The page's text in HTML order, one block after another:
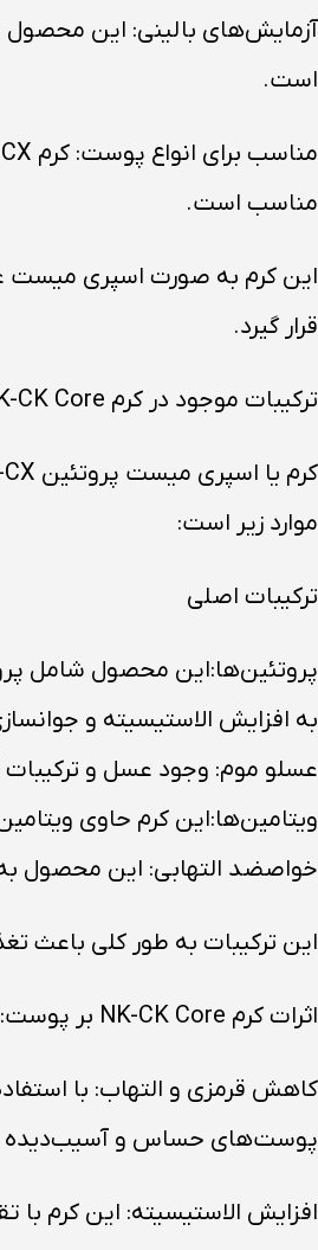
آزمایش‌های بالینی: این
است.
مناسب است.
این کرم به صورت اسپری میست
قرار گیرد.
ترکیبات موجود در کرم NK-CK Core و تاثیرات آن‌ها:
موارد زیر است:
ترکیبات اصلی
پروتئین‌ها:این محصول شامل
به افزایش الاستیسیته و
عسلو موم: وجود عسل و
ویتامین‌ها:این کرم حاوی
خواصضد التهابی: این محصول
این ترکیبات به طور کلی باعث
اثرات کرم NK-CK Core بر پوست:
کاهش قرمزی و التهاب: با
پوست‌های حساس و آسیب‌دیده
افزایش الاستیسیته: این کرم